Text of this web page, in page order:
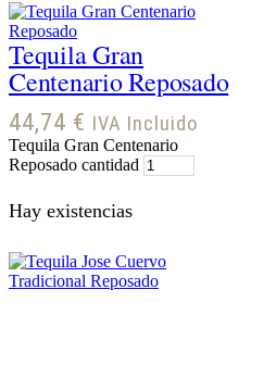
Tequila Gran
Centenario Reposado
44,74 € IVA Incluido
Tequila Gran Centenario
Reposado cantidad
Hay existencias